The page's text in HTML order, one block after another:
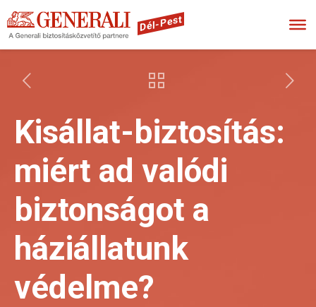
Dél-Pest
Kisállat-biztosítás:
miért ad valódi
biztonságot a
háziállatunk
védelme?